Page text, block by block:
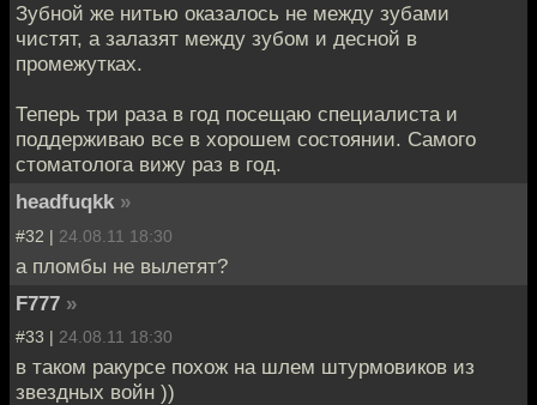
Зубной же нитью оказалось не между зубами
чистят, а залазят между зубом и десной в
промежутках.
Теперь три раза в год посещаю специалиста и
поддерживаю все в хорошем состоянии. Самого
стоматолога вижу раз в год.
headfuqkk »
#32 | 24.08.11 18:30
а пломбы не вылетят?
F777 »
#33 | 24.08.11 18:30
в таком ракурсе похож на шлем штурмовиков из
звездных войн ))